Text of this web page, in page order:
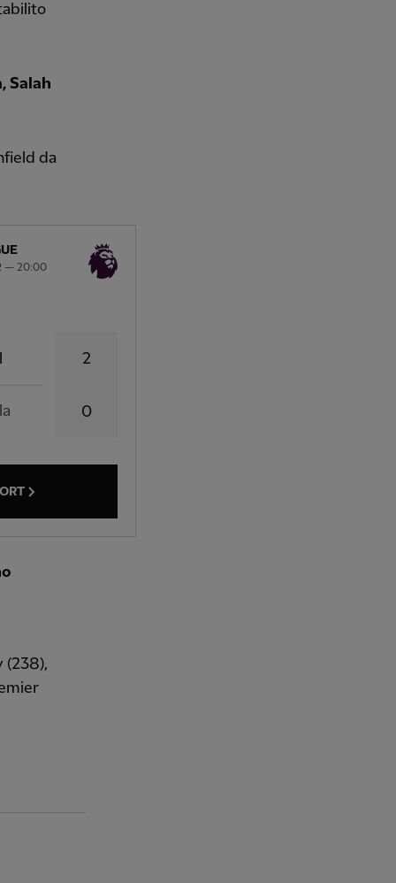
Salah
da
— 20:00
2
0
(238),